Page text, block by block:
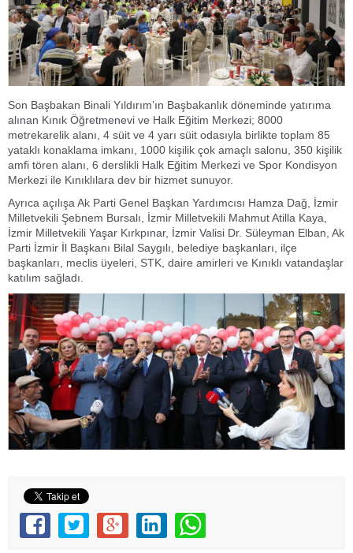
Son Başbakan Binali Yıldırım’ın Başbakanlık döneminde yatırıma
alınan Kınık Öğretmenevi ve Halk Eğitim Merkezi; 8000
metrekarelik alanı, 4 süit ve 4 yarı süit odasıyla birlikte toplam 85
yataklı konaklama imkanı, 1000 kişilik çok amaçlı salonu, 350 kişilik
amfi tören alanı, 6 derslikli Halk Eğitim Merkezi ve Spor Kondisyon
Merkezi ile Kınıklılara dev bir hizmet sunuyor.
Ayrıca açılışa Ak Parti Genel Başkan Yardımcısı Hamza Dağ, İzmir
Milletvekili Şebnem Bursalı, İzmir Milletvekili Mahmut Atilla Kaya,
İzmir Milletvekili Yaşar Kırkpınar, İzmir Valisi Dr. Süleyman Elban, Ak
Parti İzmir İl Başkanı Bilal Saygılı, belediye başkanları, ilçe
başkanları, meclis üyeleri, STK, daire amirleri ve Kınıklı vatandaşlar
katılım sağladı.